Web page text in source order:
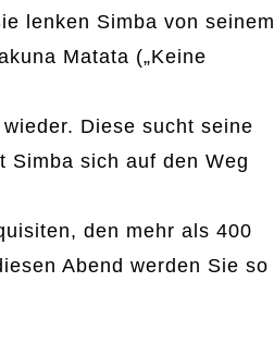
lenken Simba von seinem
Matata („Keine
Diese sucht seine
Simba sich auf den Weg
den mehr als 400
Abend werden Sie so